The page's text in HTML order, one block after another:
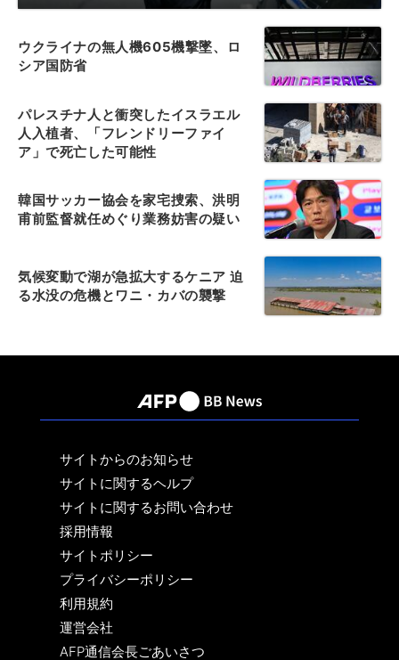
ウクライナの無人機605機撃墜、ロ
シア国防省
パレスチナ人と衝突したイスラエル
人入植者、「フレンドリーファイ
ア」で死亡した可能性
韓国サッカー協会を家宅捜索、洪明
甫前監督就任めぐり業務妨害の疑い
気候変動で湖が急拡大するケニア 迫
る水没の危機とワニ・カバの襲撃
サイトからのお知らせ
サイトに関するヘルプ
サイトに関するお問い合わせ
採用情報
サイトポリシー
プライバシーポリシー
利用規約
運営会社
AFP通信会長ごあいさつ